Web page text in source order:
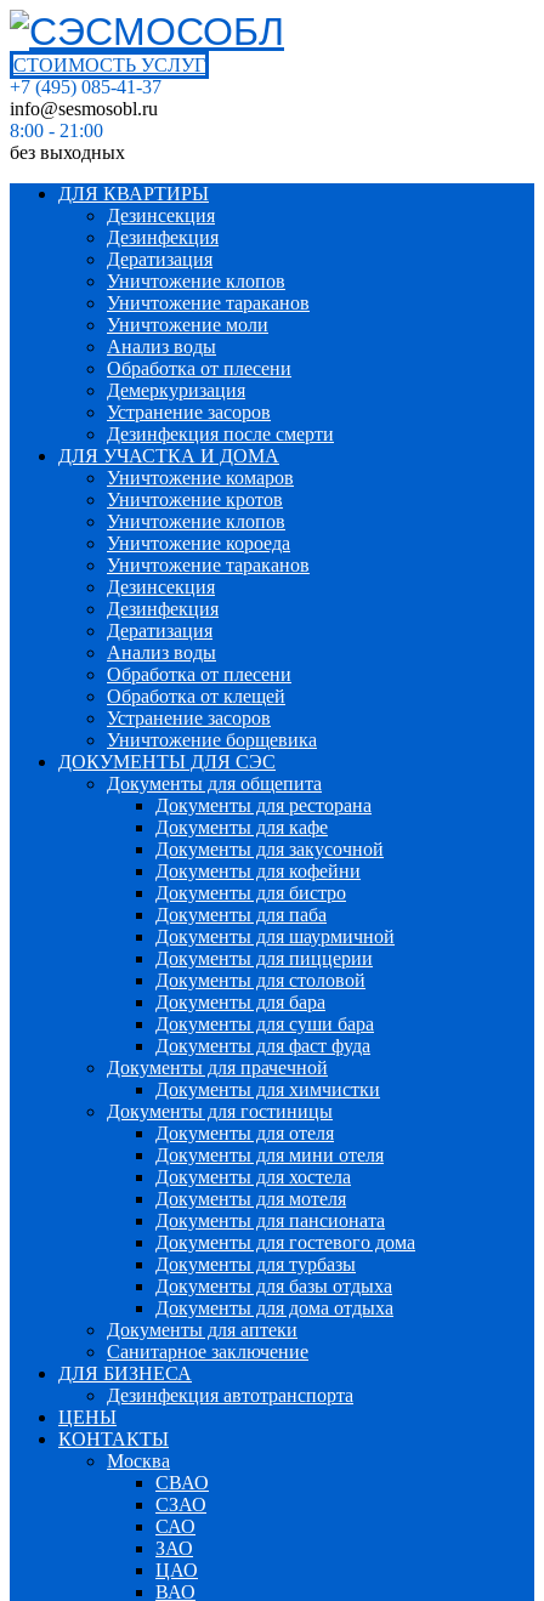
СТОИМОСТЬ УСЛУГ
+7 (495) 085-41-37
info@sesmosobl.ru
8:00 - 21:00
без выходных
ДЛЯ КВАРТИРЫ
Дезинсекция
Дезинфекция
Дератизация
Уничтожение клопов
Уничтожение тараканов
Уничтожение моли
Анализ воды
Обработка от плесени
Демеркуризация
Устранение засоров
Дезинфекция после смерти
ДЛЯ УЧАСТКА И ДОМА
Уничтожение комаров
Уничтожение кротов
Уничтожение клопов
Уничтожение короеда
Уничтожение тараканов
Дезинсекция
Дезинфекция
Дератизация
Анализ воды
Обработка от плесени
Обработка от клещей
Устранение засоров
Уничтожение борщевика
ДОКУМЕНТЫ ДЛЯ СЭС
Документы для общепита
Документы для ресторана
Документы для кафе
Документы для закусочной
Документы для кофейни
Документы для бистро
Документы для паба
Документы для шаурмичной
Документы для пиццерии
Документы для столовой
Документы для бара
Документы для суши бара
Документы для фаст фуда
Документы для прачечной
Документы для химчистки
Документы для гостиницы
Документы для отеля
Документы для мини отеля
Документы для хостела
Документы для мотеля
Документы для пансионата
Документы для гостевого дома
Документы для турбазы
Документы для базы отдыха
Документы для дома отдыха
Документы для аптеки
Санитарное заключение
ДЛЯ БИЗНЕСА
Дезинфекция автотранспорта
ЦЕНЫ
КОНТАКТЫ
Москва
СВАО
СЗАО
САО
ЗАО
ЦАО
ВАО